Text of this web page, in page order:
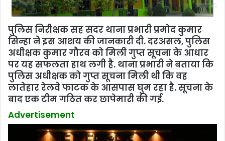
पुलिस निरीक्षक सह सदर थाना प्रभारी प्रमोद कुमार
सिन्हा ने इस आशय की जानकारी दी. दरअसल, पुलिस
अधीक्षक कुमार गौरव को मिली गुप्त सूचना के आधार
पर यह सफलता हाथ लगी है. थाना प्रभारी ने बताया कि
पुलिस अधीक्षक को गुप्त सूचना मिली थी कि वह
लातेहार रेलवे फाटक के आसपास घुम रहा है. सूचना के
बाद एक टीम गठित कर छापेमारी की गई.
Advertisement